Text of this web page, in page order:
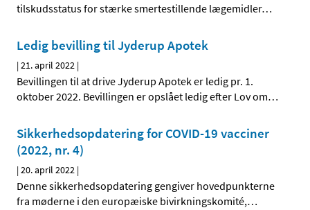
tilskudsstatus for stærke smertestillende lægemidler…
Ledig bevilling til Jyderup Apotek
|21. april 2022 |
Bevillingen til at drive Jyderup Apotek er ledig pr. 1.
oktober 2022. Bevillingen er opslået ledig efter Lov om…
Sikkerhedsopdatering for COVID-19 vacciner
(2022, nr. 4)
|20. april 2022 |
Denne sikkerhedsopdatering gengiver hovedpunkterne
fra møderne i den europæiske bivirkningskomité,…